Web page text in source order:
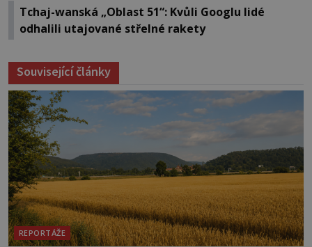
Tchaj-wanská „Oblast 51“: Kvůli Googlu lidé
odhalili utajované střelné rakety
Související články
REPORTÁŽE